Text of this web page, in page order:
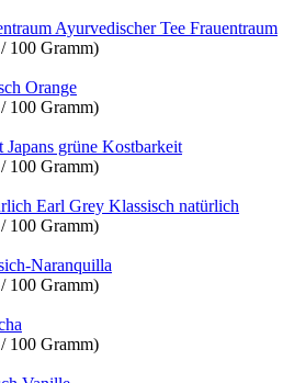
Ayurvedischer Tee Frauentraum
100 Gramm)
Orange
100 Gramm)
Japans grüne Kostbarkeit
100 Gramm)
Earl Grey Klassisch natürlich
100 Gramm)
Naranquilla
100 Gramm)
100 Gramm)